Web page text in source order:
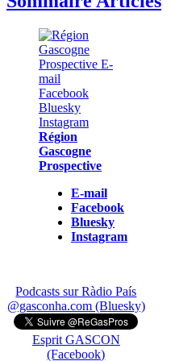
Région
Gascogne
Prospective
E-mail
Facebook
Bluesky
Instagram
Podcasts sur Ràdio País
@gasconha.com (Bluesky)
Esprit GASCON
(Facebook)